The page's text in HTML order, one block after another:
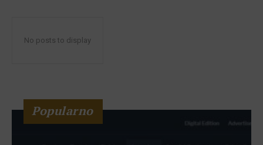
No posts to display
Popularno